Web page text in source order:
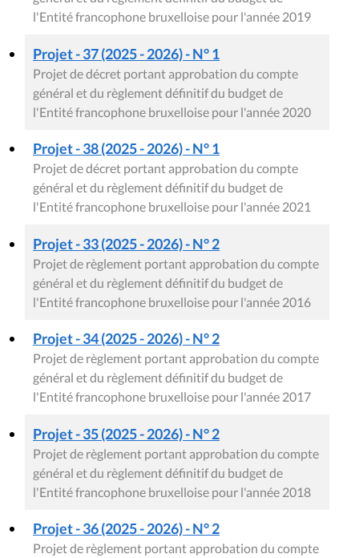
l'Entité francophone bruxelloise pour l'année 2019
Projet - 37 (2025 - 2026) - N° 1
Projet de décret portant approbation du compte
général et du règlement définitif du budget de
l'Entité francophone bruxelloise pour l'année 2020
Projet - 38 (2025 - 2026) - N° 1
Projet de décret portant approbation du compte
général et du règlement définitif du budget de
l'Entité francophone bruxelloise pour l'année 2021
Projet - 33 (2025 - 2026) - N° 2
Projet de règlement portant approbation du compte
général et du règlement définitif du budget de
l'Entité francophone bruxelloise pour l'année 2016
Projet - 34 (2025 - 2026) - N° 2
Projet de règlement portant approbation du compte
général et du règlement définitif du budget de
l'Entité francophone bruxelloise pour l'année 2017
Projet - 35 (2025 - 2026) - N° 2
Projet de règlement portant approbation du compte
général et du règlement définitif du budget de
l'Entité francophone bruxelloise pour l'année 2018
Projet - 36 (2025 - 2026) - N° 2
Projet de règlement portant approbation du compte